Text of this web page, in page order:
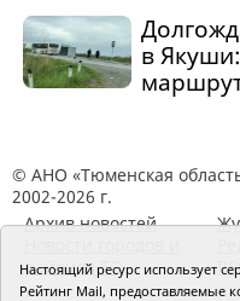
в
© АНО «Тюменская
2002-2026 г.
Архив новостей
районов ТО
Настоящий ресурс использует
Рейтинг Mail, предоставляемые